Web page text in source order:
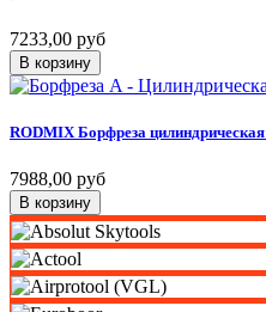
7233,00 руб
В корзину
RODMIX Борфреза цилиндрическая
7988,00 руб
В корзину